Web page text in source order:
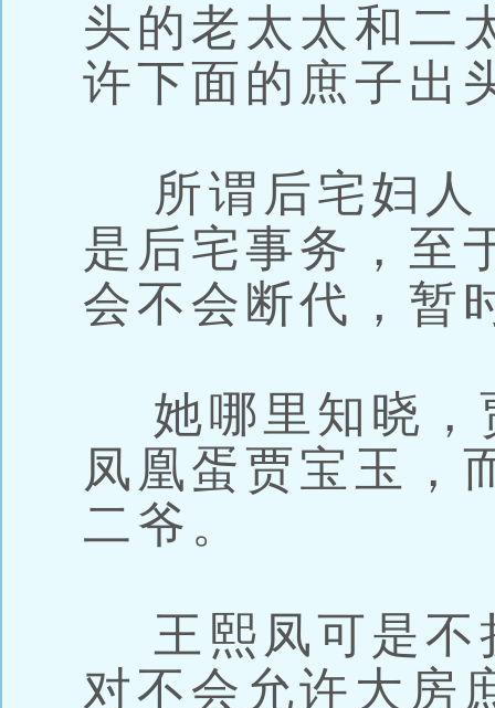
头的老太太和二
许下面的庶子出
所谓后宅妇人
是后宅事务，至
会不会断代，暂
她哪里知晓，
凤凰蛋贾宝玉，
二爷。
王熙凤可是不
对不会允许大房